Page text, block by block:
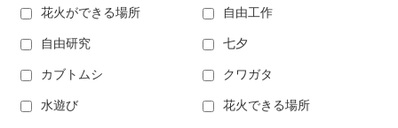
花火ができる場所 自由工作
自由研究 七夕
カブトムシ クワガタ
水遊び 花火できる場所